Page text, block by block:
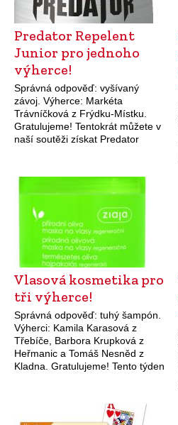
Predator Repelent
Junior pro jednoho
výherce!
Správná odpověď: vyšívaný
závoj. Výherce: Markéta
Trávníčková z Frýdku-Místku.
Gratulujeme! Tentokrát můžete v
naší soutěži získat Predator
Vlasová kosmetika pro
tři výherce!
Správná odpověď: tuhý šampón.
Výherci: Kamila Karasová z
Třebíče, Barbora Krupková z
Heřmanic a Tomáš Nesněd z
Kladna. Gratulujeme! Tento týden
ZIAJA – přírodní oliva. Tato